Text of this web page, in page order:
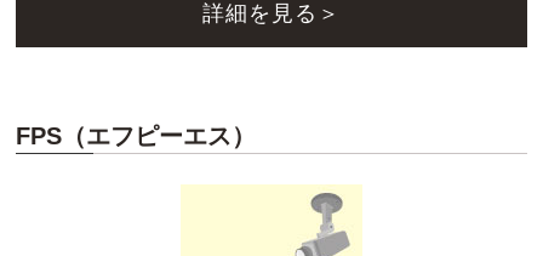
詳細を見る＞
FPS（エフピーエス）